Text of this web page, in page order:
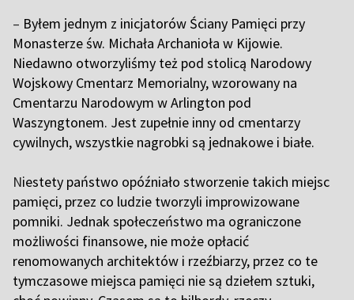
– Byłem jednym z inicjatorów Ściany Pamięci przy
Monasterze św. Michała Archanioła w Kijowie.
Niedawno otworzyliśmy też pod stolicą Narodowy
Wojskowy Cmentarz Memorialny, wzorowany na
Cmentarzu Narodowym w Arlington pod
Waszyngtonem. Jest zupełnie inny od cmentarzy
cywilnych, wszystkie nagrobki są jednakowe i białe.
Niestety państwo opóźniało stworzenie takich miejsc
pamięci, przez co ludzie tworzyli improwizowane
pomniki. Jednak społeczeństwo ma ograniczone
możliwości finansowe, nie może opłacić
renomowanych architektów i rzeźbiarzy, przez co te
tymczasowe miejsca pamięci nie są dziełem sztuki,